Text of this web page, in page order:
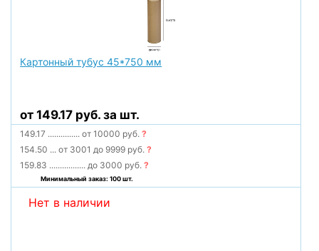
Картонный тубус 45*750 мм
от 149.17 руб. за шт.
149.17 ............... от 10000 руб.?
154.50 ... от 3001 до 9999 руб.?
159.83 ................. до 3000 руб.?
Минимальный заказ: 100 шт.
Нет в наличии